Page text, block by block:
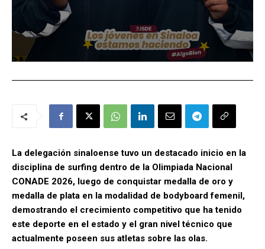
La delegación sinaloense tuvo un destacado inicio en la
disciplina de surfing dentro de la Olimpiada Nacional
CONADE 2026, luego de conquistar medalla de oro y
medalla de plata en la modalidad de bodyboard femenil,
demostrando el crecimiento competitivo que ha tenido
este deporte en el estado y el gran nivel técnico que
actualmente poseen sus atletas sobre las olas.